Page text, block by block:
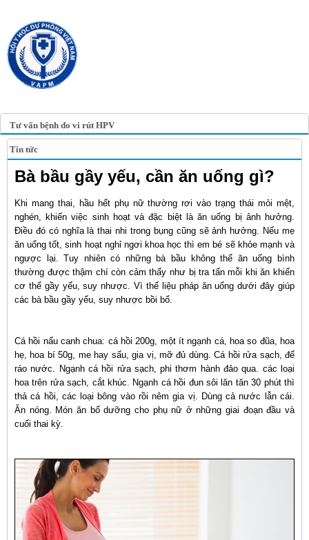
Tư vấn bệnh do vi rút HPV
Tin tức
Bà bầu gầy yếu, cần ăn uống gì?
Khi mang thai, hầu hết phụ nữ thường rơi vào trạng thái mỏi mệt,
nghén, khiến việc sinh hoạt và đặc biệt là ăn uống bị ảnh hưởng.
Điều đó có nghĩa là thai nhi trong bụng cũng sẽ ảnh hưởng. Nếu mẹ
ăn uống tốt, sinh hoạt nghỉ ngơi khoa học thì em bé sẽ khỏe mạnh và
ngược lại. Tuy nhiên có những bà bầu không thể ăn uống bình
thường được thậm chí còn cảm thấy như bị tra tấn mỗi khi ăn khiến
cơ thể gầy yếu, suy nhược. Vì thế liệu pháp ăn uống dưới đây giúp
các bà bầu gầy yếu, suy nhược bồi bổ.
Cá hồi nấu canh chua: cá hồi 200g, một ít ngạnh cá, hoa so đũa, hoa
hẹ, hoa bí 50g, me hay sấu, gia vị, mỡ đủ dùng. Cá hồi rửa sạch, để
ráo nước. Ngạnh cá hồi rửa sạch, phi thơm hành đảo qua. các loại
hoa trên rửa sạch, cắt khúc. Ngạnh cá hồi đun sôi lăn tăn 30 phút thì
thả cá hồi, các loại bông vào rồi nêm gia vị. Dùng cả nước lẫn cái.
Ăn nóng. Món ăn bổ dưỡng cho phụ nữ ở những giai đoạn đầu và
cuối thai kỳ.